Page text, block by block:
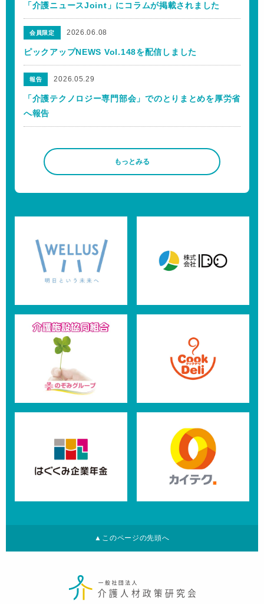
「介護ニュースJoint」にコラムが掲載されました
会員限定 2026.06.08
ピックアップNEWS Vol.148を配信しました
報告 2026.05.29
「介護テクノロジー専門部会」でのとりまとめを厚労省
へ報告
もっとみる
▲このページの先頭へ